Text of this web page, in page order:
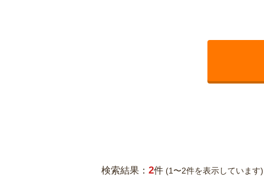
検索結果： 2件 (1〜2件を表示しています)